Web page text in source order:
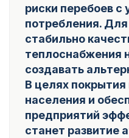
риски перебоев
потребления.
стабильно
теплоснабжения
создавать
В целях покрытия
населения и
предприятий
станет развитие